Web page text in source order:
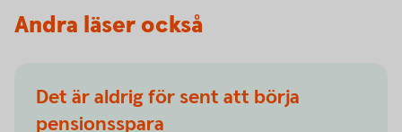
Andra läser också
Det är aldrig för sent att börja
pensionsspara